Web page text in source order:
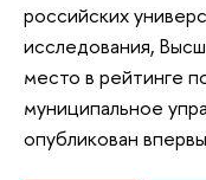
российских
исследования,
место в рейтинге
муниципальное
опубликован